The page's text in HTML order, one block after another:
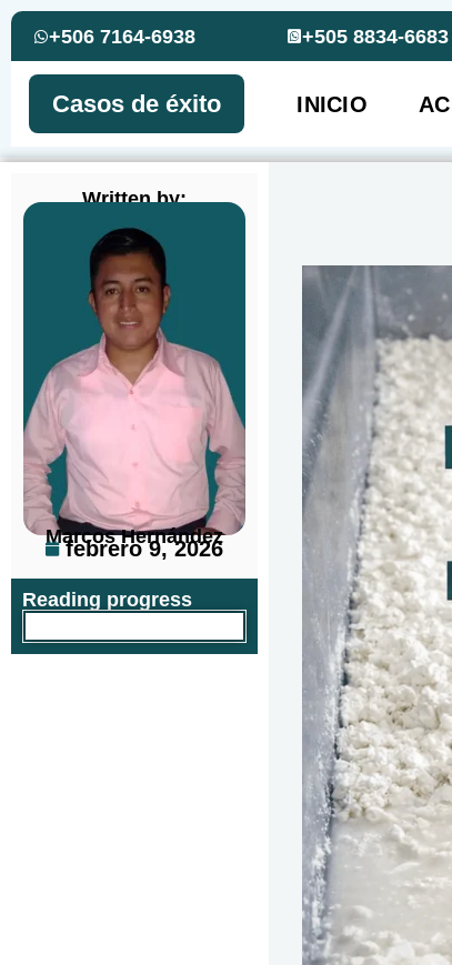
+506 7164-6938 +505 8834-6683
Casos de éxito INICIO
Written by:
Marcos Hernández
febrero 9, 2026
Reading progress